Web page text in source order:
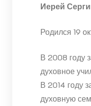
Иерей
Родился 19
В 2008 году
духовное
В 2014 году
духовную